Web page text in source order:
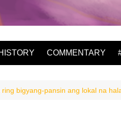
COMMENTARY
ring bigyang-pansin ang lokal na